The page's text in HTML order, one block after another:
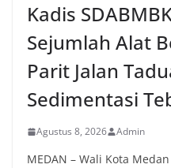
Kadis
Sejumlah Alat
Parit Jalan
Sedimentasi
Agustus 8, 2026 Admin
MEDAN – Wali Kota